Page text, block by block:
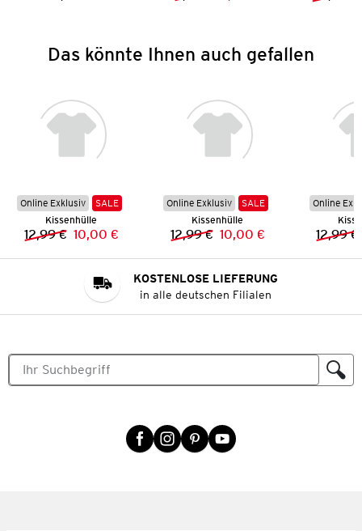
Das könnte Ihnen auch gefallen
Online Exklusiv
SALE
Kissenhülle
Vorheriger Preis:
12,99 € Neuer Preis:
10,00 €
Online Exklusiv
SALE
Kissenhülle
Vorheriger Preis:
12,99 € Neuer Preis:
10,00 €
Online
12,99 €
KOSTENLOSE LIEFERUNG
in alle deutschen Filialen